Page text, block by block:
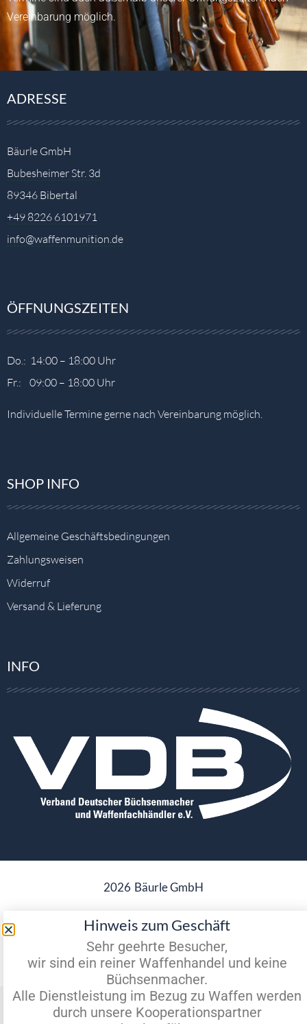
Vereinbarung möglich.
ADRESSE
Bäurle GmbH
Bubesheimer Str. 3d
89346 Bibertal
+49 8226 6101971
info@waffenmunition.de
ÖFFNUNGSZEITEN
Do.: 14:00 – 18:00 Uhr
Fr.: 09:00 – 18:00 Uhr
Individuelle Termine gerne nach Vereinbarung möglich.
SHOP INFO
Allgemeine Geschäftsbedingungen
Zahlungsweisen
Widerruf
Versand & Lieferung
INFO
2026 Bäurle GmbH
Datenschutz Impressum
Vertrag widerrufen
Hinweis zum Geschäft
Sehr geehrte Besucher,
wir sind ein reiner Waffenhandel und keine
Büchsenmacher.
Alle Dienstleistung im Bezug zu Waffen werden
durch unsere Kooperationspartner